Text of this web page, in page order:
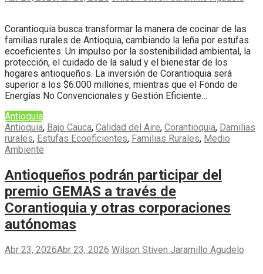
Corantioquia busca transformar la manera de cocinar de las
familias rurales de Antioquia, cambiando la leña por estufas
ecoeficientes. Un impulso por la sostenibilidad ambiental, la
protección, el cuidado de la salud y el bienestar de los
hogares antioqueños. La inversión de Corantioquia será
superior a los $6.000 millones, mientras que el Fondo de
Energías No Convencionales y Gestión Eficiente…
Antioquia
Antioquia, Bajo Cauca, Calidad del Aire, Corantioquia, Damilias
rurales, Estufas Ecoeficientes, Familias Rurales, Medio
Ambiente
Antioqueños podrán participar del
premio GEMAS a través de
Corantioquia y otras corporaciones
autónomas
Abr 23, 2026Abr 23, 2026 Wilson Stiven Jaramillo Agudelo